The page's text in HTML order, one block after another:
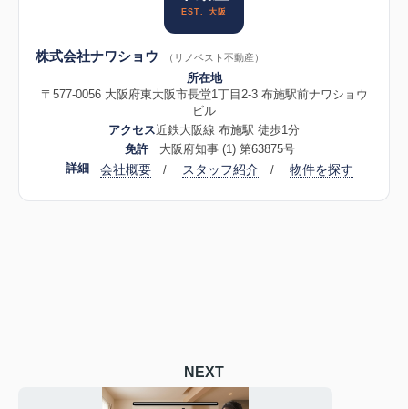
EST. 大阪
株式会社ナワショウ （リノベスト不動産）
所在地
〒577-0056 大阪府東大阪市長堂1丁目2-3 布施駅前ナワショウ
ビル
アクセス近鉄大阪線 布施駅 徒歩1分
免許
大阪府知事 (1) 第63875号
詳細
会社概要 / スタッフ紹介 / 物件を探す
NEXT